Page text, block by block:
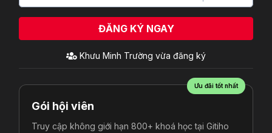
ĐĂNG KÝ NGAY
Khưu Minh Trường vừa đăng ký
Ưu đãi tốt nhất
Gói hội viên
Truy cập không giới hạn 800+ khoá học tại Gitiho